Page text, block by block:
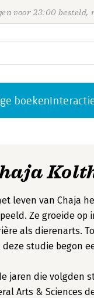
voor 23:00 besteld,
boeken
leven van Chaja
Ze groeide op
als dierenarts.
deze studie begon
jaren die volgden
Arts & Sciences